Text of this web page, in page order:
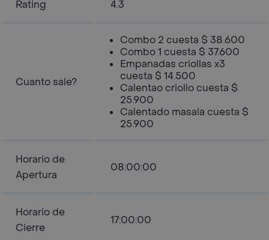
Rating 4.3
Cuanto sale?
Combo 2 cuesta $ 38.600
Combo 1 cuesta $ 37.600
Empanadas criollas x3
cuesta $ 14.500
Calentao criollo cuesta $
25.900
Calentado masala cuesta $
25.900
Horario de
Apertura
08:00:00
Horario de
Cierre
17:00:00